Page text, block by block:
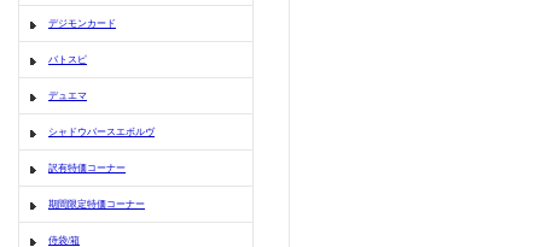
デジモンカード
バトスピ
デュエマ
シャドウバースエボルヴ
訳有特価コーナー
期間限定特価コーナー
侍袋/箱